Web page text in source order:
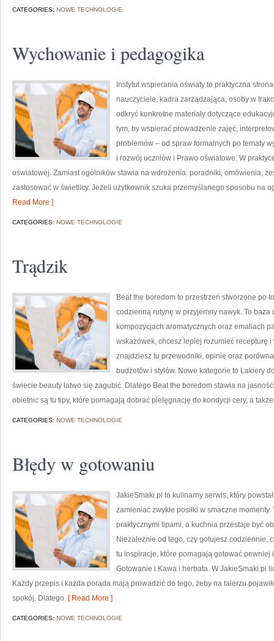
CATEGORIES: NOWE TECHNOLOGIE
Wychowanie i pedagogika
Instytut wspierania oświaty to praktyczna
nauczyciele, kadra zarządzająca, osoby w
odkryć konkretne materiały dotyczące
tym, by wspierać prowadzenie zajęć,
problemów – od spraw formalnych po tematy
i rozwój uczniów i Prawo oświatowe. W
oświatowej. Zamiast ogólników stawia na wdrożenia: poradniki, omówienia,
zastosować w świetlicy. Jeżeli użytkownik szuka przemyślanego sposobu na
Read More ]
CATEGORIES: NOWE TECHNOLOGIE
Trądzik
Beat the boredom to przestrzeń stworzone po
codzienną rutynę w przyjemny nawyk. To
kompozycjach aromatycznych oraz emaliach
wskazówek, chcesz lepiej rozumieć recepturę
znajdziesz tu przewodniki, opinie oraz
budżetów i stylów. Nowe kategorie to Lakiery
świecie beauty łatwo się zagubić. Dlatego Beat the boredom stawia na
obietnic są tu tipy, które pomagają dobrać pielęgnację do kondycji cery, a
CATEGORIES: NOWE TECHNOLOGIE
Błędy w gotowaniu
JakieSmaki.pl to kulinarny serwis, który
zamieniać zwykłe posiłki w smaczne
praktycznymi tipami, a kuchnia przestaje być
Niezależnie od tego, czy gotujesz codziennie,
tu inspiracje, które pomagają gotować
Gotowanie i Kawa i herbata. W JakieSmaki.pl
Każdy przepis i każda porada mają prowadzić do tego, żeby na talerzu
spokój. Dlatego [ Read More ]
CATEGORIES: NOWE TECHNOLOGIE